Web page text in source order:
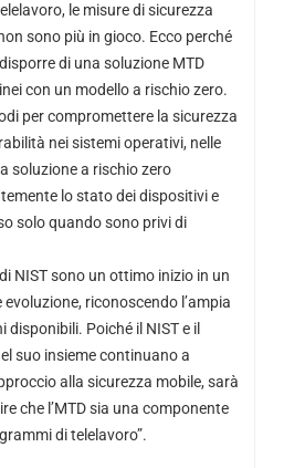
le misure di sicurezza
sono più in gioco. Ecco perché
di una soluzione MTD
con un modello a rischio zero.
per compromettere la sicurezza
nei sistemi operativi, nelle
soluzione a rischio zero
lo stato dei dispositivi e
solo quando sono privi di
NIST sono un ottimo inizio in un
riconoscendo l’ampia
Poiché il NIST e il
suo insieme continuano a
alla sicurezza mobile, sarà
che l’MTD sia una componente
di telelavoro”.